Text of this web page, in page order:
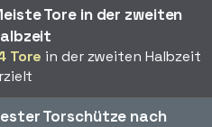
Tore in der zweiten
Tore in der zweiten Halbzeit
Torschütze nach